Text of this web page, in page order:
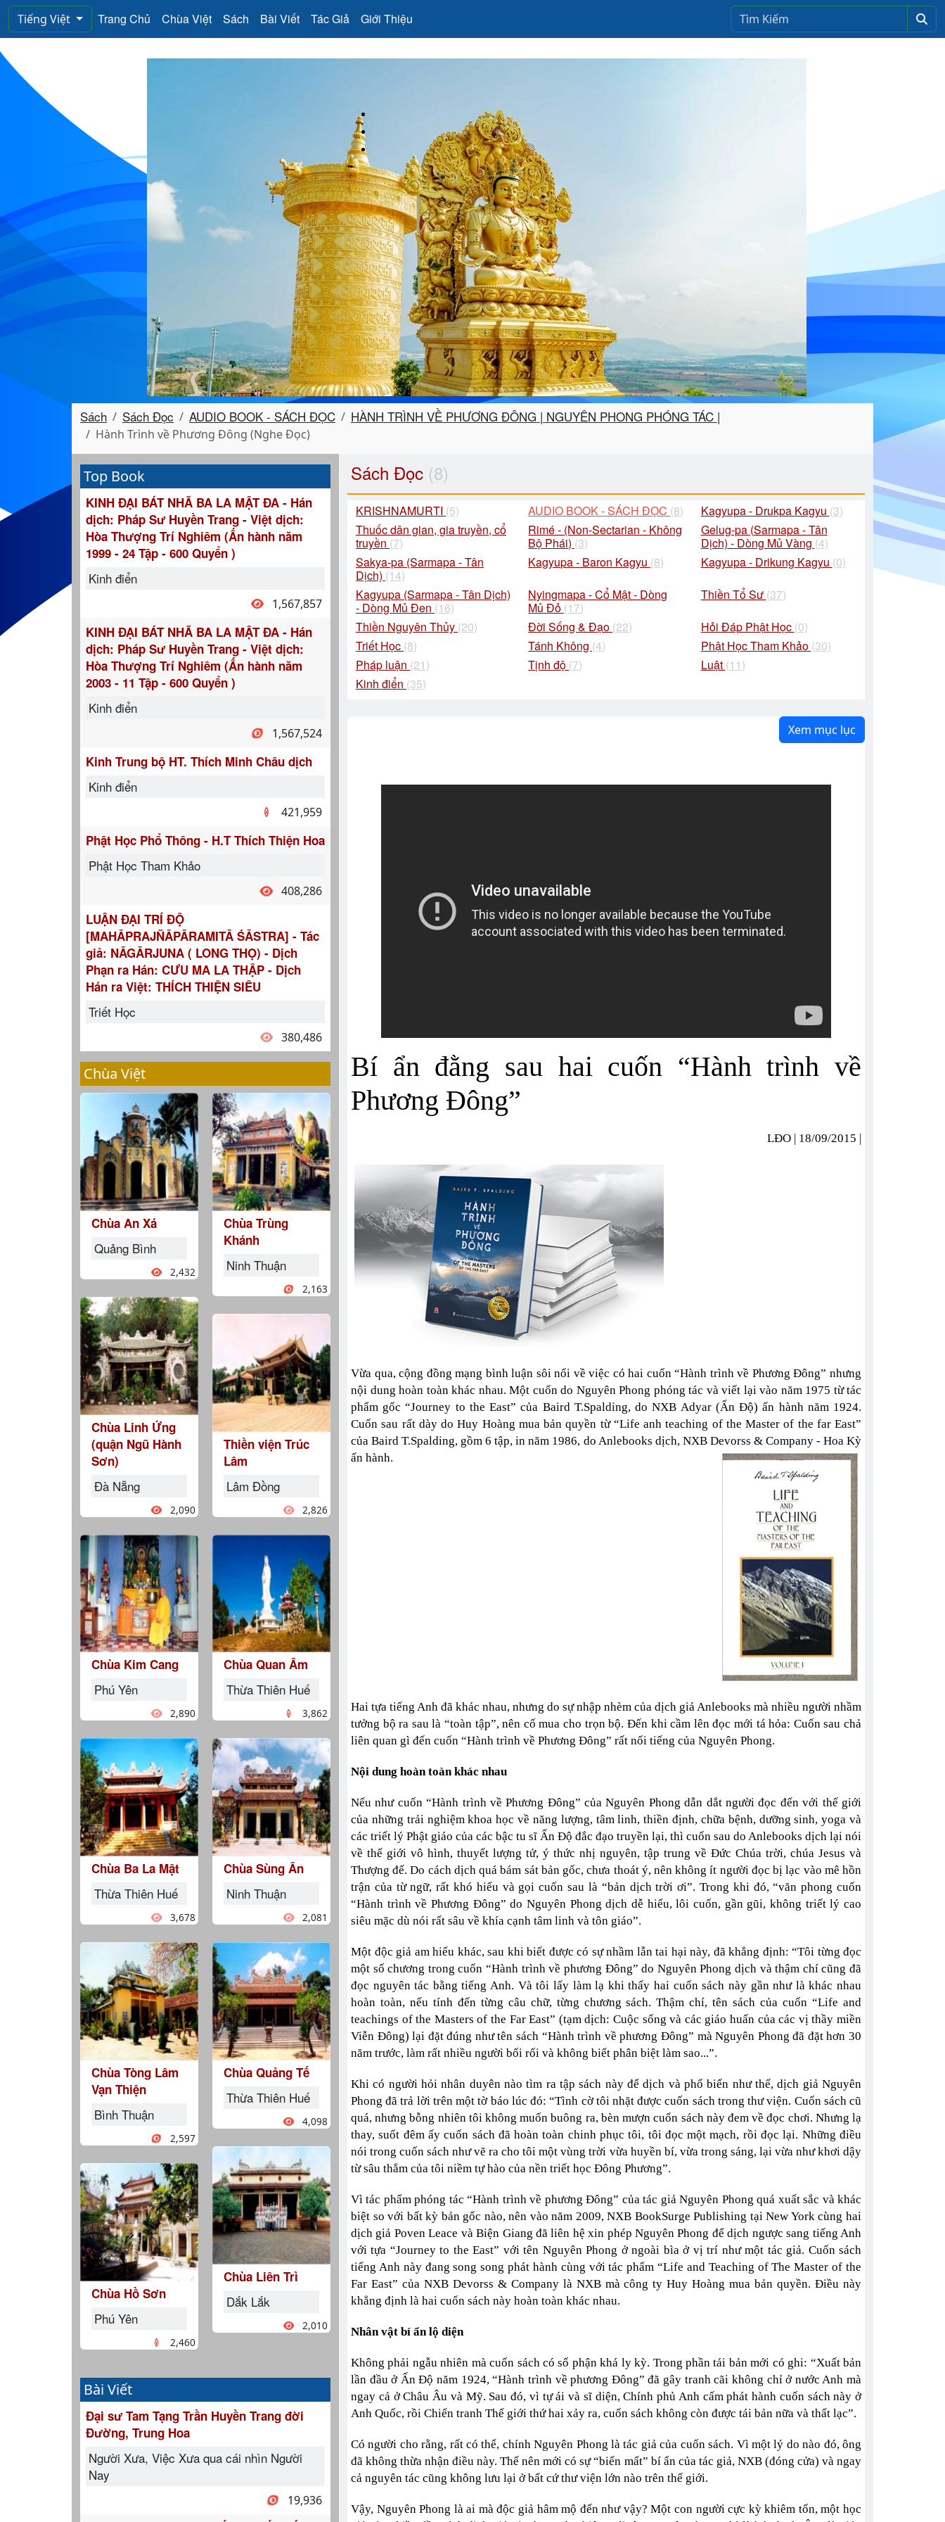
Tiếng Việt Trang Chủ Chùa Việt Sách Bài Viết Tác Giả Giới Thiệu
Sách Sách Đọc AUDIO BOOK - SÁCH ĐỌC HÀNH TRÌNH VỀ PHƯƠNG ĐÔNG | NGUYÊN PHONG PHÓNG TÁC |
Hành Trình về Phương Đông (Nghe Đọc)
Top Book
KINH ĐẠI BÁT NHÃ BA LA MẬT ĐA - Hán
dịch: Pháp Sư Huyền Trang - Việt dịch:
Hòa Thượng Trí Nghiêm (Ấn hành năm
1999 - 24 Tập - 600 Quyển )
Kinh điển
1,567,857
KINH ĐẠI BÁT NHÃ BA LA MẬT ĐA - Hán
dịch: Pháp Sư Huyền Trang - Việt dịch:
Hòa Thượng Trí Nghiêm (Ấn hành năm
2003 - 11 Tập - 600 Quyển )
Kinh điển
1,567,524
Kinh Trung bộ HT. Thích Minh Châu dịch
Kinh điển
421,959
Phật Học Phổ Thông - H.T Thích Thiện Hoa
Phật Học Tham Khảo
408,286
LUẬN ĐẠI TRÍ ĐỘ
[MAHĀPRAJÑĀPĀRAMITĀ ŚĀSTRA] - Tác
giả: NĀGĀRJUNA ( LONG THỌ) - Dịch
Phạn ra Hán: CƯU MA LA THẬP - Dịch
Hán ra Việt: THÍCH THIỆN SIÊU
Triết Học
380,486
Chùa Việt
Chùa An Xá
Quảng Bình
2,432
Chùa Linh Ứng
(quận Ngũ Hành
Sơn)
Đà Nẵng
2,090
Chùa Kim Cang
Phú Yên
2,890
Chùa Ba La Mật
Thừa Thiên Huế
3,678
Chùa Tòng Lâm
Vạn Thiện
Bình Thuận
2,597
Chùa Hồ Sơn
Phú Yên
2,460
Chùa Trùng
Khánh
Ninh Thuận
2,163
Thiền viện Trúc
Lâm
Lâm Đồng
2,826
Chùa Quan Âm
Thừa Thiên Huế
3,862
Chùa Sùng Ân
Ninh Thuận
2,081
Chùa Quảng Tế
Thừa Thiên Huế
4,098
Chùa Liên Trì
Dắk Lắk
2,010
Bài Viết
Đại sư Tam Tạng Trần Huyền Trang đời
Đường, Trung Hoa
Người Xưa, Việc Xưa qua cái nhìn Người
Nay
19,936
Sách Đọc (8)
KRISHNAMURTI (5) AUDIO BOOK - SÁCH ĐỌC (8) Kagyupa - Drukpa Kagyu (3)
Thuốc dân gian, gia truyền, cổ
truyền (7)
Rimé - (Non-Sectarian - Không
Bộ Phái) (3)
Gelug-pa (Sarmapa - Tân
Dịch) - Dòng Mủ Vàng (4)
Sakya-pa (Sarmapa - Tân
Dịch) (14)
Kagyupa - Baron Kagyu (8) Kagyupa - Drikung Kagyu (0)
Kagyupa (Sarmapa - Tân Dịch)
- Dòng Mủ Đen (16)
Nyingmapa - Cổ Mật - Dòng
Mủ Đỏ (17)
Thiền Tổ Sư (37)
Thiền Nguyên Thủy (20) Đời Sống & Đạo (22) Hỏi Đáp Phật Học (0)
Triết Học (8) Tánh Không (4) Phật Học Tham Khảo (30)
Pháp luận (21) Tịnh độ (7) Luật (11)
Kinh điển (35)
Xem mục lục
Bí ẩn đằng sau hai cuốn “Hành trình về
Phương Đông”
LĐO | 18/09/2015 |
Vừa qua, cộng đồng mạng bình luận sôi nổi về việc có hai cuốn “Hành trình về Phương Đông” nhưng
nội dung hoàn toàn khác nhau. Một cuốn do Nguyên Phong phóng tác và viết lại vào năm 1975 từ tác
phẩm gốc “Journey to the East” của Baird T.Spalding, do NXB Adyar (Ấn Độ) ấn hành năm 1924.
Cuốn sau rất dày do Huy Hoàng mua bản quyền từ “Life anh teaching of the Master of the far East”
của Baird T.Spalding, gồm 6 tập, in năm 1986, do Anlebooks dịch, NXB Devorss & Company - Hoa Kỳ
ấn hành.
Hai tựa tiếng Anh đã khác nhau, nhưng do sự nhập nhèm của dịch giả Anlebooks mà nhiều người nhầm
tưởng bộ ra sau là “toàn tập”, nên cố mua cho trọn bộ. Đến khi cầm lên đọc mới tá hỏa: Cuốn sau chả
liên quan gì đến cuốn “Hành trình về Phương Đông” rất nổi tiếng của Nguyên Phong.
Nội dung hoàn toàn khác nhau
Nếu như cuốn “Hành trình về Phương Đông” của Nguyên Phong dẫn dắt người đọc đến với thế giới
của những trải nghiệm khoa học về năng lượng, tâm linh, thiền định, chữa bệnh, dưỡng sinh, yoga và
các triết lý Phật giáo của các bậc tu sĩ Ấn Độ đắc đạo truyền lại, thì cuốn sau do Anlebooks dịch lại nói
về thế giới vô hình, thuyết lượng tử, ý thức nhị nguyên, tập trung về Đức Chúa trời, chúa Jesus và
Thượng đế. Do cách dịch quá bám sát bản gốc, chưa thoát ý, nên không ít người đọc bị lạc vào mê hồn
trận của từ ngữ, rất khó hiểu và gọi cuốn sau là “bản dịch trời ơi”. Trong khi đó, “văn phong cuốn
“Hành trình về Phương Đông” do Nguyên Phong dịch dễ hiểu, lôi cuốn, gần gũi, không triết lý cao
siêu mặc dù nói rất sâu về khía cạnh tâm linh và tôn giáo”.
Một độc giả am hiểu khác, sau khi biết được có sự nhầm lẫn tai hại này, đã khẳng định: “Tôi từng đọc
một số chương trong cuốn “Hành trình về phương Đông” do Nguyên Phong dịch và thậm chí cũng đã
đọc nguyên tác bằng tiếng Anh. Và tôi lấy làm lạ khi thấy hai cuốn sách này gần như là khác nhau
hoàn toàn, nếu tính đến từng câu chữ, từng chương sách. Thậm chí, tên sách của cuốn “Life and
teachings of the Masters of the Far East” (tạm dịch: Cuộc sống và các giáo huấn của các vị thầy miền
Viễn Đông) lại đặt đúng như tên sách “Hành trình về phương Đông” mà Nguyên Phong đã đặt hơn 30
năm trước, làm rất nhiều người bối rối và không biết phân biệt làm sao...”.
Khi có người hỏi nhân duyên nào tìm ra tập sách này để dịch và phổ biến như thế, dịch giả Nguyên
Phong đã trả lời trên một tờ báo lúc đó: “Tình cờ tôi nhặt được cuốn sách trong thư viện. Cuốn sách cũ
quá, nhưng bỗng nhiên tôi không muốn buông ra, bèn mượn cuốn sách này đem về đọc chơi. Nhưng lạ
thay, suốt đêm ấy cuốn sách đã hoàn toàn chinh phục tôi, tôi đọc một mạch, rồi đọc lại. Những điều
nói trong cuốn sách như vẽ ra cho tôi một vùng trời vừa huyền bí, vừa trong sáng, lại vừa như khơi dậy
từ sâu thẳm của tôi niềm tự hào của nền triết học Đông Phương”.
Vì tác phẩm phóng tác “Hành trình về phương Đông” của tác giả Nguyên Phong quá xuất sắc và khác
biệt so với bất kỳ bản gốc nào, nên vào năm 2009, NXB BookSurge Publishing tại New York cùng hai
dịch giả Poven Leace và Biện Giang đã liên hệ xin phép Nguyên Phong để dịch ngược sang tiếng Anh
với tựa “Journey to the East” với tên Nguyên Phong ở ngoài bìa ở vị trí như một tác giả. Cuốn sách
tiếng Anh này đang song song phát hành cùng với tác phẩm “Life and Teaching of The Master of the
Far East” của NXB Devorss & Company là NXB mà công ty Huy Hoàng mua bản quyền. Điều này
khẳng định là hai cuốn sách này hoàn toàn khác nhau.
Nhân vật bí ẩn lộ diện
Không phải ngẫu nhiên mà cuốn sách có số phận khá ly kỳ. Trong phần tái bản mới có ghi: “Xuất bản
lần đầu ở Ấn Độ năm 1924, “Hành trình về phương Đông” đã gây tranh cãi không chỉ ở nước Anh mà
ngay cả ở Châu Âu và Mỹ. Sau đó, vì tự ái và sĩ diện, Chính phủ Anh cấm phát hành cuốn sách này ở
Anh Quốc, rồi Chiến tranh Thế giới thứ hai xảy ra, cuốn sách không còn được tái bản nữa và thất lạc”.
Có người cho rằng, rất có thể, chính Nguyên Phong là tác giả của cuốn sách. Vì một lý do nào đó, ông
đã không thừa nhận điều này. Thế nên mới có sự “biến mất” bí ẩn của tác giả, NXB (đóng cửa) và ngay
cả nguyên tác cũng không lưu lại ở bất cứ thư viện lớn nào trên thế giới.
Vậy, Nguyên Phong là ai mà độc giả hâm mộ đến như vậy? Một con người cực kỳ khiêm tốn, một học